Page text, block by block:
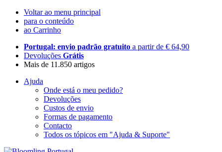
Voltar ao menu principal
para o conteúdo
ao Carrinho
Portugal: envio padrão gratuito a partir de € 64,90
Devoluções Grátis
Mais de 11.850 artigos
Ajuda
Onde está o meu pedido?
Devoluções
Custos de envio
Formas de pagamento
Contacto
Todos os tópicos em "Ajuda & Suporte"